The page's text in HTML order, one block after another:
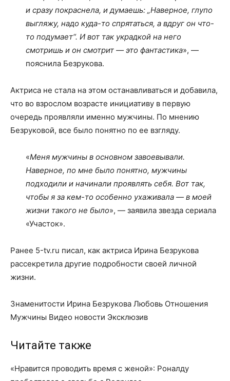
и сразу покраснела, и думаешь: „Наверное, глупо
выгляжу, надо куда-то спрятаться, а вдруг он что-
то подумает“. И вот так украдкой на него
смотришь и он смотрит — это фантастика», —
пояснила Безрукова.
Актриса не стала на этом останавливаться и добавила,
что во взрослом возрасте инициативу в первую
очередь проявляли именно мужчины. По мнению
Безруковой, все было понятно по ее взгляду.
«Меня мужчины в основном завоевывали.
Наверное, по мне было понятно, мужчины
подходили и начинали проявлять себя. Вот так,
чтобы я за кем-то особенно ухаживала — в моей
жизни такого не было», — заявила звезда сериала
«Участок».
Ранее 5-tv.ru писал, как актриса Ирина Безрукова
рассекретила другие подробности своей личной
жизни.
Знаменитости Ирина Безрукова Любовь Отношения
Мужчины Видео новости Эксклюзив
Читайте также
«Нравится проводить время с женой»: Роналду